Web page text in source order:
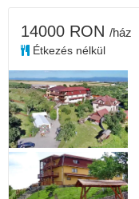
14000 RON /ház
Étkezés nélkül